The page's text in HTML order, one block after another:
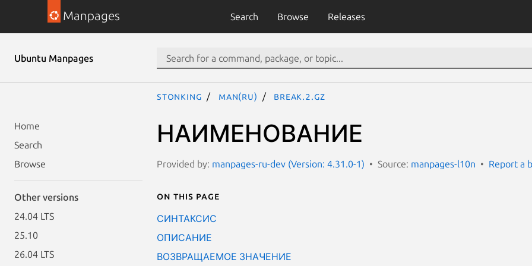
Manpages Search Browse Releases
Ubuntu Manpages
Home
Search
Browse
Other versions
24.04 LTS
25.10
26.04 LTS
stonking man(ru) break.2.gz
НАИМЕНОВАНИЕ
Provided by: manpages-ru-dev (Version: 4.31.0-1) Source: manpages-l10n Report a
On this page
СИНТАКСИС
ОПИСАНИЕ
ВОЗВРАЩАЕМОЕ ЗНАЧЕНИЕ